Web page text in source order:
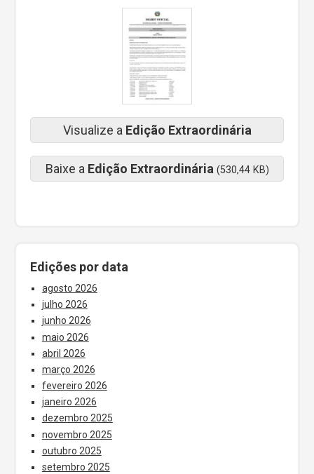
Visualize a Edição Extraordinária
Baixe a Edição Extraordinária (530,44 KB)
Edições por data
agosto 2026
julho 2026
junho 2026
maio 2026
abril 2026
março 2026
fevereiro 2026
janeiro 2026
dezembro 2025
novembro 2025
outubro 2025
setembro 2025